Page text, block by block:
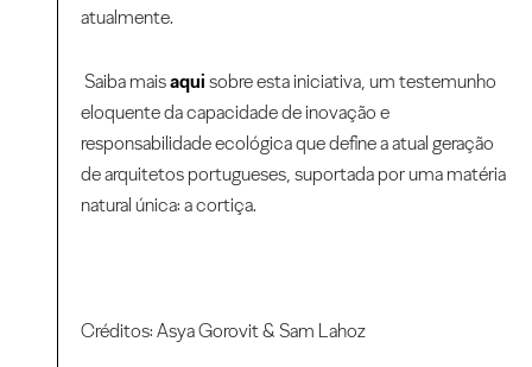
atualmente.
Saiba maisaquisobre esta iniciativa, um testemunho
eloquente da capacidade de inovação e
responsabilidade ecológica que define a atual geração
de arquitetos portugueses, suportada por uma matéria
natural única: a cortiça.
Créditos: Asya Gorovit & Sam Lahoz